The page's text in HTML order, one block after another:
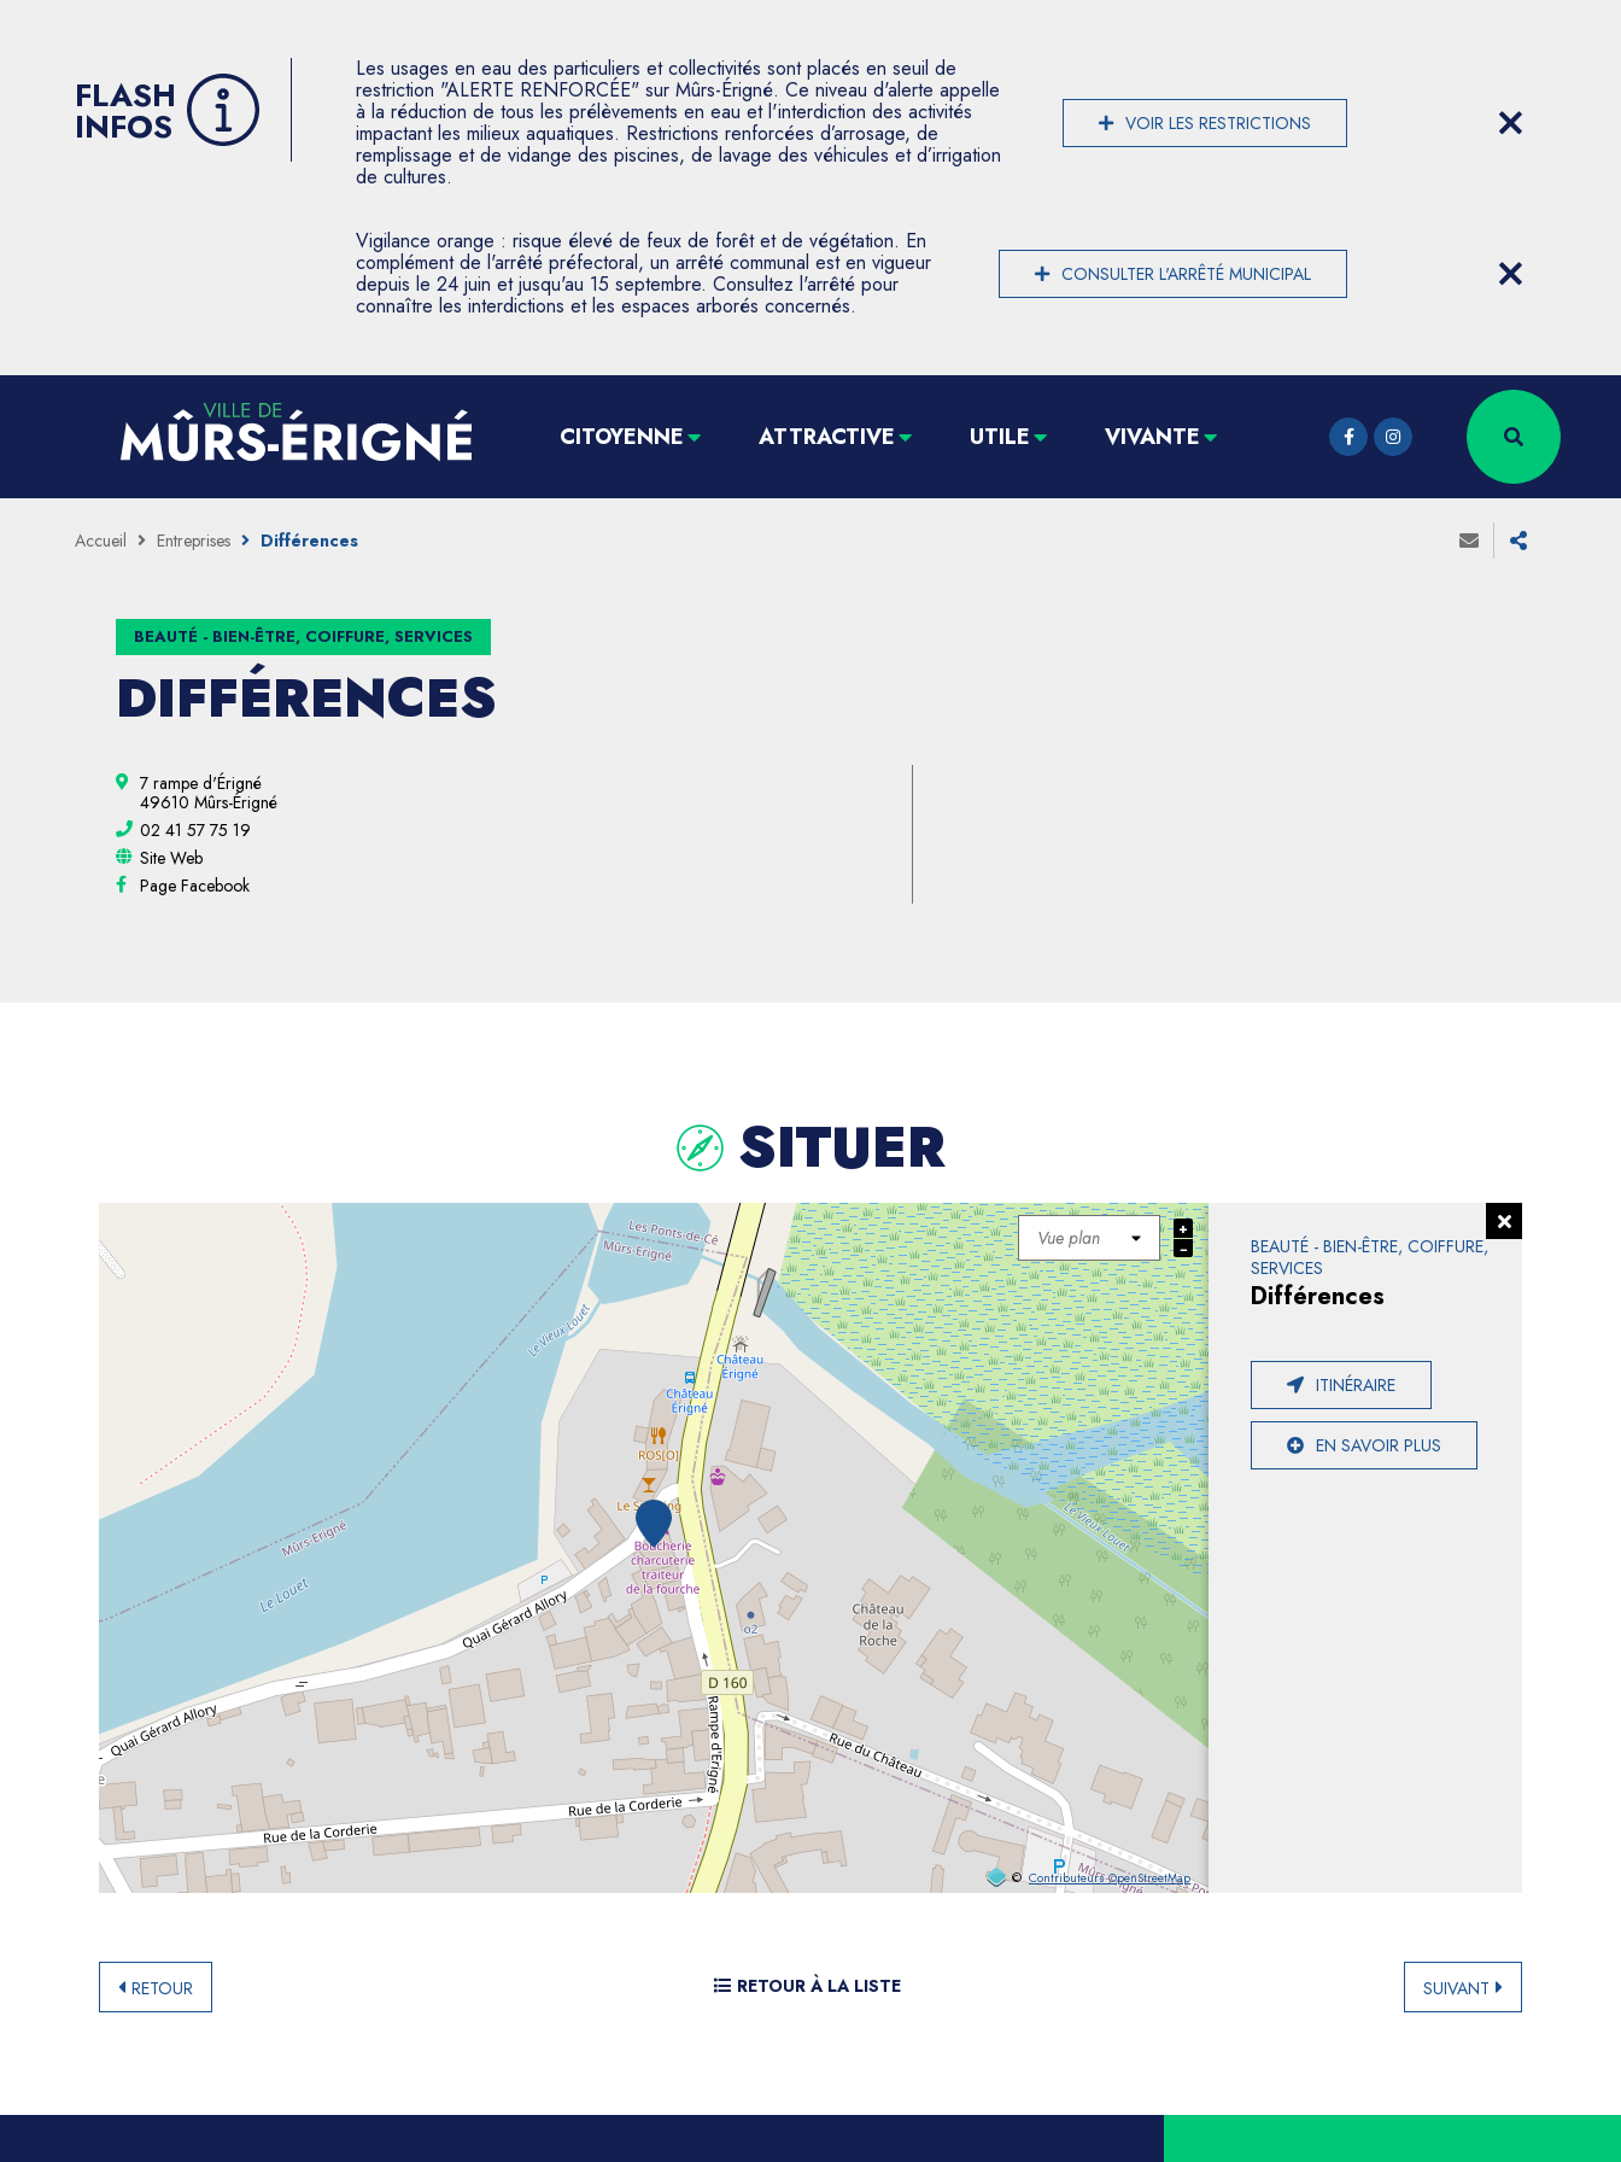
FLASH
INFOS
Les usages en eau des particuliers et collectivités sont placés en seuil de
restriction "ALERTE RENFORCÉE" sur Mûrs-Érigné. Ce niveau d'alerte appelle
à la réduction de tous les prélèvements en eau et l'interdiction des activités
impactant les milieux aquatiques. Restrictions renforcées d’arrosage, de
remplissage et de vidange des piscines, de lavage des véhicules et d’irrigation
de cultures.
VOIR LES RESTRICTIONS
Vigilance orange : risque élevé de feux de forêt et de végétation. En
complément de l'arrêté préfectoral, un arrêté communal est en vigueur
depuis le 24 juin et jusqu'au 15 septembre. Consultez l'arrêté pour
connaître les interdictions et les espaces arborés concernés.
CONSULTER L'ARRÊTÉ MUNICIPAL
CITOYENNE ATTRACTIVE UTILE VIVANTE
Accueil Entreprises Différences
BEAUTÉ - BIEN-ÊTRE, COIFFURE, SERVICES
DIFFÉRENCES
7 rampe d'Érigné
49610 Mûrs-Érigné
02 41 57 75 19
Site Web
Page Facebook
SITUER
© Contributeurs OpenStreetMap
+
−
BEAUTÉ - BIEN-ÊTRE, COIFFURE,
SERVICES
Différences
ITINÉRAIRE
EN SAVOIR PLUS
RETOUR RETOUR À LA LISTE SUIVANT